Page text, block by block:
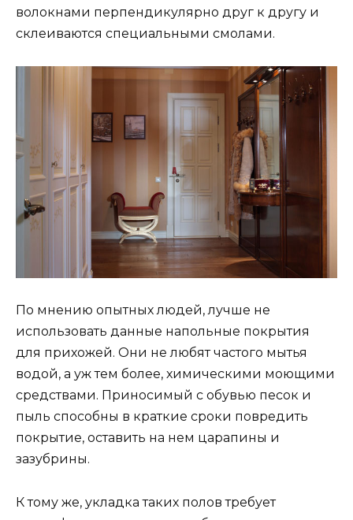
волокнами перпендикулярно друг к другу и
склеиваются специальными смолами.
По мнению опытных людей, лучше не
использовать данные напольные покрытия
для прихожей. Они не любят частого мытья
водой, а уж тем более, химическими моющими
средствами. Приносимый с обувью песок и
пыль способны в краткие сроки повредить
покрытие, оставить на нем царапины и
зазубрины.
К тому же, укладка таких полов требует